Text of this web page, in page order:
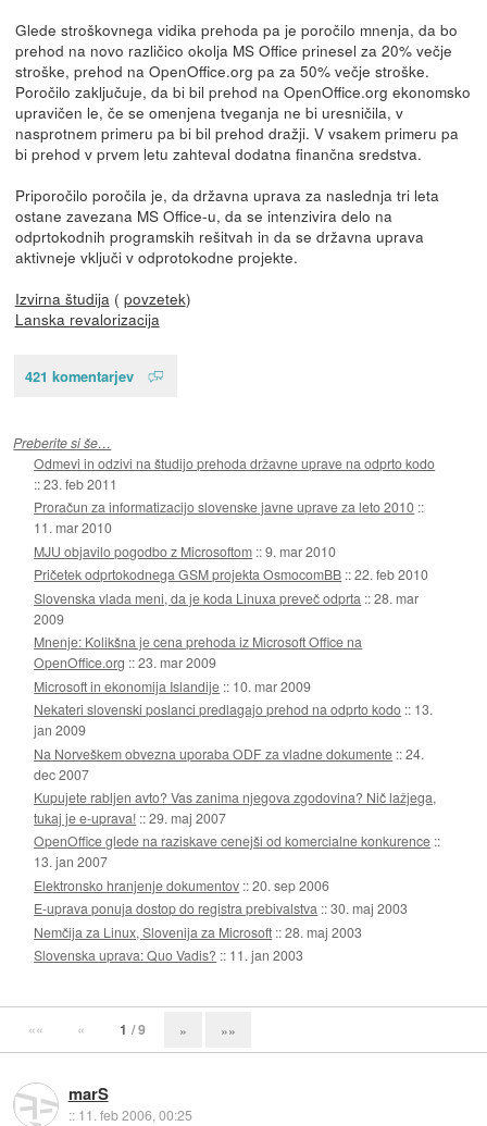
Glede stroškovnega vidika prehoda pa je poročilo mnenja, da bo
prehod na novo različico okolja MS Office prinesel za 20% večje
stroške, prehod na OpenOffice.org pa za 50% večje stroške.
Poročilo zaključuje, da bi bil prehod na OpenOffice.org ekonomsko
upravičen le, če se omenjena tveganja ne bi uresničila, v
nasprotnem primeru pa bi bil prehod dražji. V vsakem primeru pa
bi prehod v prvem letu zahteval dodatna finančna sredstva.
Priporočilo poročila je, da državna uprava za naslednja tri leta
ostane zavezana MS Office-u, da se intenzivira delo na
odprtokodnih programskih rešitvah in da se državna uprava
aktivneje vključi v odprotokodne projekte.
Izvirna študija ( povzetek)
Lanska revalorizacija
421 komentarjev
Preberite si še…
Odmevi in odzivi na študijo prehoda državne uprave na odprto kodo
::23. feb 2011
Proračun za informatizacijo slovenske javne uprave za leto 2010 ::
11. mar 2010
MJU objavilo pogodbo z Microsoftom ::9. mar 2010
Pričetek odprtokodnega GSM projekta OsmocomBB ::22. feb 2010
Slovenska vlada meni, da je koda Linuxa preveč odprta ::28. mar
2009
Mnenje: Kolikšna je cena prehoda iz Microsoft Office na
OpenOffice.org ::23. mar 2009
Microsoft in ekonomija Islandije :: 10. mar 2009
Nekateri slovenski poslanci predlagajo prehod na odprto kodo :: 13.
jan 2009
Na Norveškem obvezna uporaba ODF za vladne dokumente ::24.
dec 2007
Kupujete rabljen avto? Vas zanima njegova zgodovina? Nič lažjega,
tukaj je e-uprava! ::29. maj 2007
OpenOffice glede na raziskave cenejši od komercialne konkurence ::
13. jan 2007
Elektronsko hranjenje dokumentov ::20. sep 2006
E-uprava ponuja dostop do registra prebivalstva ::30. maj 2003
Nemčija za Linux, Slovenija za Microsoft ::28. maj 2003
Slovenska uprava: Quo Vadis? :: 11. jan 2003
«« « 1 / 9 » »»
marS
:: 11. feb 2006, 00:25